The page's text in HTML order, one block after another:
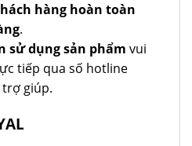
hàng hoàn toàn
.
sử dụng sản phẩm vui
tiếp qua số hotline
giúp.